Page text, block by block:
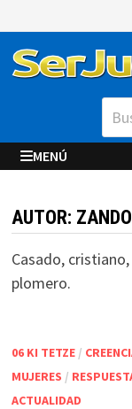
al
contenido
MENÚ
AUTOR:
Casado,
plomero.
06 KI TETZE/
MUJERES /
ACTUALIDAD